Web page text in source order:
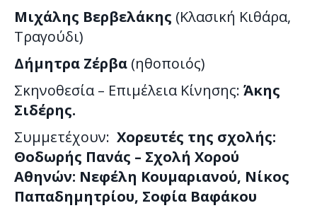
Μιχάλης Βερβελάκης (Κλασική Κιθάρα,
Τραγούδι)
Δήμητρα Ζέρβα (ηθοποιός)
Σκηνοθεσία – Επιμέλεια Κίνησης: Άκης
Σιδέρης.
Συμμετέχουν: Xορευτές της σχολής:
Θοδωρής Πανάς – Σχολή Χορού
Αθηνών: Νεφέλη Κουμαριανού, Νίκος
Παπαδημητρίου, Σοφία Βαφάκου